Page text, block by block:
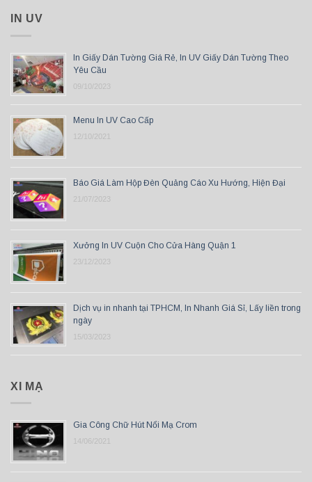
IN UV
In Giấy Dán Tường Giá Rẻ, In UV Giấy Dán Tường Theo
Yêu Cầu
09/10/2023
Menu In UV Cao Cấp
12/10/2021
Báo Giá Làm Hộp Đèn Quảng Cáo Xu Hướng, Hiện Đại
21/07/2023
Xưởng In UV Cuộn Cho Cửa Hàng Quận 1
23/12/2023
Dịch vụ in nhanh tại TPHCM, In Nhanh Giá Sỉ, Lấy liền trong
ngày
15/03/2023
XI MẠ
Gia Công Chữ Hút Nổi Mạ Crom
14/06/2021